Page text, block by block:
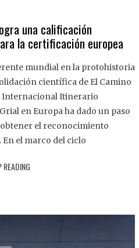
una calificación
la certificación europea
mundial en la protohistoria
científica de El Camino
Internacional Itinerario
en Europa ha dado un paso
el reconocimiento
el marco del ciclo
READING